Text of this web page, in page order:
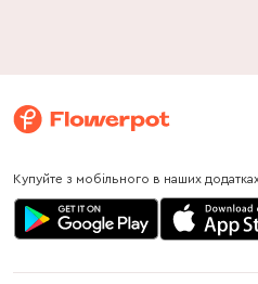
Купуйте з мобільного в наших